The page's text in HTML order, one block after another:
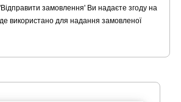
використано для надання замовленої